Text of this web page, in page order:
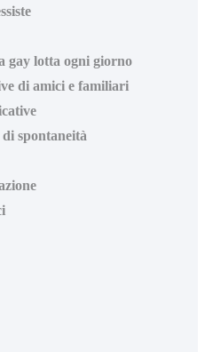
gay lotta ogni giorno
di amici e familiari
di spontaneità